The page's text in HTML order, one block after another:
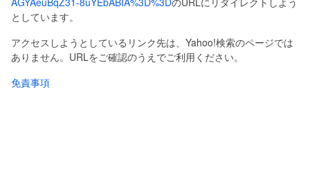
P
A
N
としています。
アクセスしようとしているリンク先は、Yahoo!検索のページでは
ありません。URLをご確認のうえでご利用ください。
免責事項